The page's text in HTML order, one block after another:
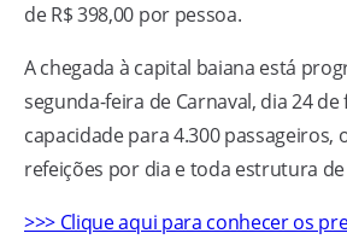
de R$ 398,00 por pessoa.
A chegada à capital baiana está
segunda-feira de Carnaval, dia 24
capacidade para 4.300 passageiros,
refeições por dia e toda estrutura
>>> Clique aqui para conhecer os